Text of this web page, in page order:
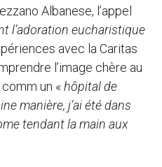
Albanese, l’appel
l’adoration eucharistique
avec la Caritas
l’image chère au
un « hôpital de
manière, j’ai été dans
tendant la main aux